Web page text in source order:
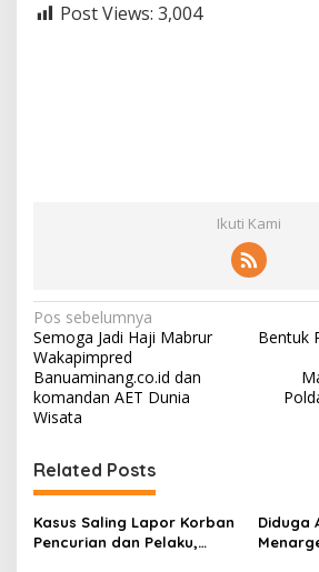
Post Views: 3,004
Ikuti Kami
N
a
v
i
a
s
i
Pos sebelumnya
Semoga Jadi Haji Mabrur
Wakapimpred
Banuaminang.co.id dan
komandan AET Dunia
Wisata
Bentuk
Related Posts
Kasus Saling Lapor Korban
Pencurian dan Pelaku,
Diduga